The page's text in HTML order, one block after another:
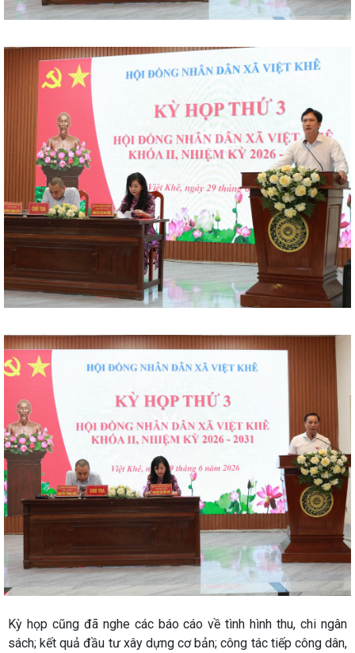
Kỳ họp cũng đã nghe các báo cáo về tình hình thu, chi ngân
sách; kết quả đầu tư xây dựng cơ bản; công tác tiếp công dân,